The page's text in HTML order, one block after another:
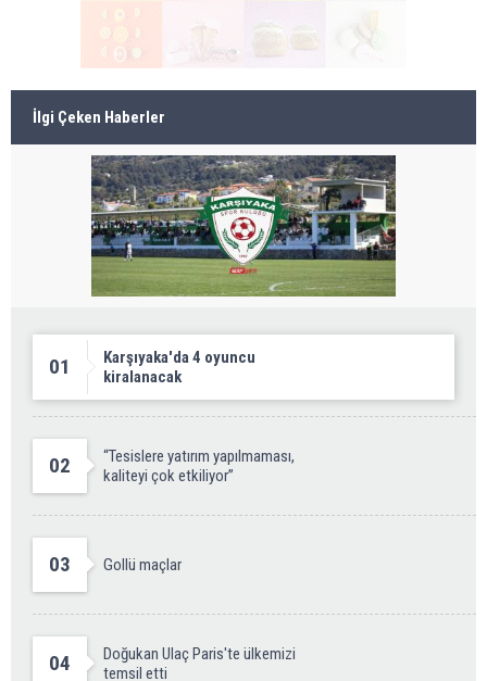
İlgi Çeken Haberler
01
Karşıyaka'da 4 oyuncu
kiralanacak
02
“Tesislere yatırım yapılmaması,
kaliteyi çok etkiliyor”
03 Gollü maçlar
04
Doğukan Ulaç Paris'te ülkemizi
temsil etti